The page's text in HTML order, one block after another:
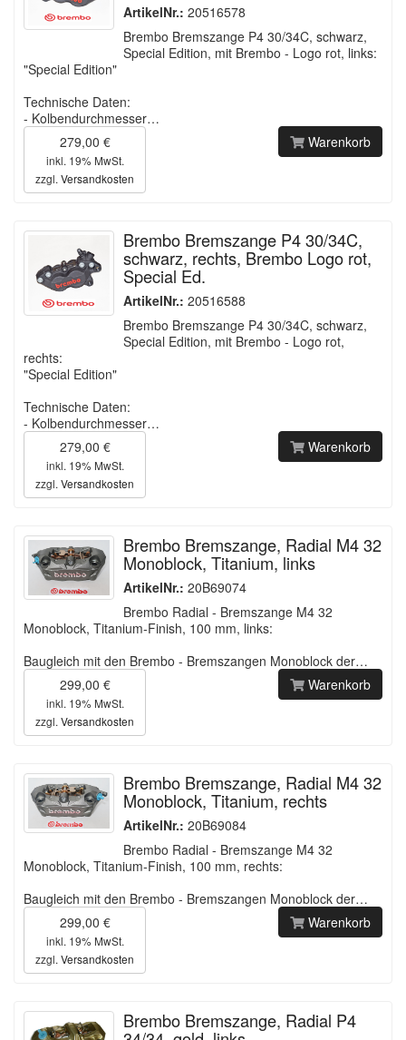
ArtikelNr.: 20516578
Brembo Bremszange P4 30/34C, schwarz,
Special Edition, mit Brembo - Logo rot, links:
"Special Edition"
Technische Daten:
- Kolbendurchmesser…
279,00 €
inkl. 19% MwSt.
zzgl. Versandkosten
Warenkorb
Brembo Bremszange P4 30/34C,
schwarz, rechts, Brembo Logo rot,
Special Ed.
ArtikelNr.: 20516588
Brembo Bremszange P4 30/34C, schwarz,
Special Edition, mit Brembo - Logo rot,
rechts:
"Special Edition"
Technische Daten:
- Kolbendurchmesser…
279,00 €
inkl. 19% MwSt.
zzgl. Versandkosten
Warenkorb
Brembo Bremszange, Radial M4 32
Monoblock, Titanium, links
ArtikelNr.: 20B69074
Brembo Radial - Bremszange M4 32
Monoblock, Titanium-Finish, 100 mm, links:
Baugleich mit den Brembo - Bremszangen Monoblock der…
299,00 €
inkl. 19% MwSt.
zzgl. Versandkosten
Warenkorb
Brembo Bremszange, Radial M4 32
Monoblock, Titanium, rechts
ArtikelNr.: 20B69084
Brembo Radial - Bremszange M4 32
Monoblock, Titanium-Finish, 100 mm, rechts:
Baugleich mit den Brembo - Bremszangen Monoblock der…
299,00 €
inkl. 19% MwSt.
zzgl. Versandkosten
Warenkorb
Brembo Bremszange, Radial P4